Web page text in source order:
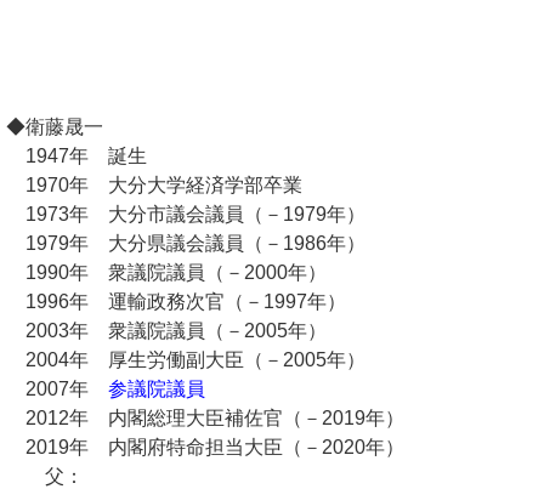
◆衛藤晟一
1947年 誕生
1970年 大分大学経済学部卒業
1973年 大分市議会議員（－1979年）
1979年 大分県議会議員（－1986年）
1990年 衆議院議員（－2000年）
1996年 運輸政務次官（－1997年）
2003年 衆議院議員（－2005年）
2004年 厚生労働副大臣（－2005年）
2007年 参議院議員
2012年 内閣総理大臣補佐官（－2019年）
2019年 内閣府特命担当大臣（－2020年）
父：